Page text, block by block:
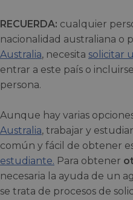
RECUERDA: cualquier
nacionalidad australiana o
Australia, necesita solicitar
entrar a este país o
persona.
Aunque hay varias
Australia, trabajar y
común y fácil de obtener
estudiante. Para obtener
necesaria la ayuda de un
se trata de procesos de